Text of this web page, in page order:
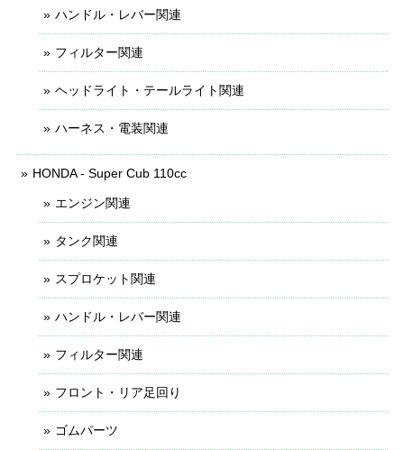
ハンドル・レバー関連
フィルター関連
ヘッドライト・テールライト関連
ハーネス・電装関連
HONDA - Super Cub 110cc
エンジン関連
タンク関連
スプロケット関連
ハンドル・レバー関連
フィルター関連
フロント・リア足回り
ゴムパーツ